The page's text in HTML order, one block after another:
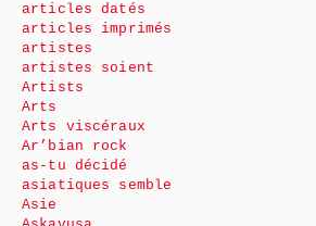
articles datés
articles imprimés
artistes
artistes soient
Artists
Arts
Arts viscéraux
Ar’bian rock
as-tu décidé
asiatiques semble
Asie